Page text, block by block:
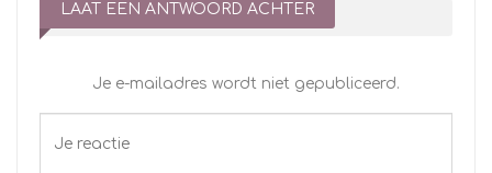
LAAT EEN ANTWOORD ACHTER
Je e-mailadres wordt niet gepubliceerd.